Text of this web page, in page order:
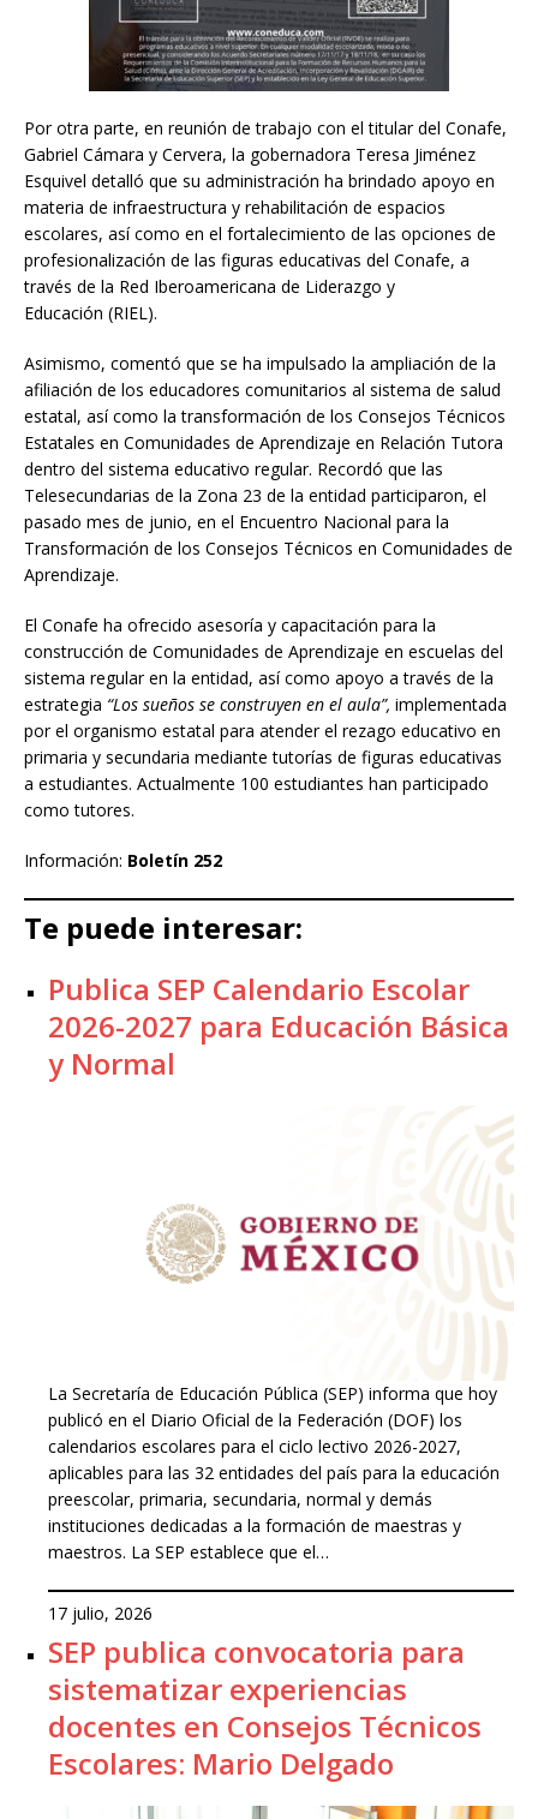
Por otra parte, en reunión de trabajo con el titular del Conafe,
Gabriel Cámara y Cervera, la gobernadora Teresa Jiménez
Esquivel detalló que su administración ha brindado apoyo en
materia de infraestructura y rehabilitación de espacios
escolares, así como en el fortalecimiento de las opciones de
profesionalización de las figuras educativas del Conafe, a
través de la Red Iberoamericana de Liderazgo y
Educación (RIEL).
Asimismo, comentó que se ha impulsado la ampliación de la
afiliación de los educadores comunitarios al sistema de salud
estatal, así como la transformación de los Consejos Técnicos
Estatales en Comunidades de Aprendizaje en Relación Tutora
dentro del sistema educativo regular. Recordó que las
Telesecundarias de la Zona 23 de la entidad participaron, el
pasado mes de junio, en el Encuentro Nacional para la
Transformación de los Consejos Técnicos en Comunidades de
Aprendizaje.
El Conafe ha ofrecido asesoría y capacitación para la
construcción de Comunidades de Aprendizaje en escuelas del
sistema regular en la entidad, así como apoyo a través de la
estrategia “Los sueños se construyen en el aula”, implementada
por el organismo estatal para atender el rezago educativo en
primaria y secundaria mediante tutorías de figuras educativas
a estudiantes. Actualmente 100 estudiantes han participado
como tutores.
Información: Boletín 252
Te puede interesar:
Publica SEP Calendario Escolar
2026-2027 para Educación Básica
y Normal
La Secretaría de Educación Pública (SEP) informa que hoy
publicó en el Diario Oficial de la Federación (DOF) los
calendarios escolares para el ciclo lectivo 2026-2027,
aplicables para las 32 entidades del país para la educación
preescolar, primaria, secundaria, normal y demás
instituciones dedicadas a la formación de maestras y
maestros. La SEP establece que el…
17 julio, 2026
SEP publica convocatoria para
sistematizar experiencias
docentes en Consejos Técnicos
Escolares: Mario Delgado